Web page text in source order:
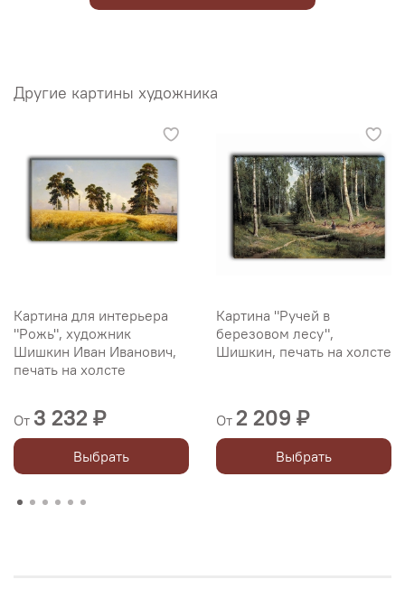
Другие картины художника
Картина для интерьера
"Рожь", художник
Шишкин Иван Иванович,
печать на холсте
От 3 232 ₽
Выбрать
Картина "Ручей в
березовом лесу",
Шишкин, печать на холсте
От 2 209 ₽
Выбрать